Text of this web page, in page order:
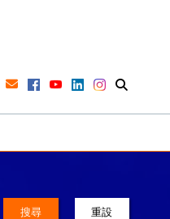
搜尋 重設